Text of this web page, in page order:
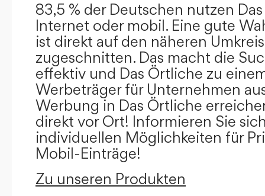
83,5 % der Deutschen nutzen
Internet oder mobil. Eine gute
ist direkt auf den näheren
zugeschnitten. Das macht die
effektiv und Das Örtliche zu
Werbeträger für Unternehmen
Werbung in Das Örtliche
direkt vor Ort! Informieren Sie
individuellen Möglichkeiten für
Mobil-Einträge!
Zu unseren Produkten